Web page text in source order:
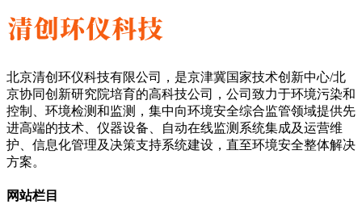
北京清创环仪科技有限公司，是京津冀国家技术创新中心/北
京协同创新研究院培育的高科技公司，公司致力于环境污染和
控制、环境检测和监测，集中向环境安全综合监管领域提供先
进高端的技术、仪器设备、自动在线监测系统集成及运营维
护、信息化管理及决策支持系统建设，直至环境安全整体解决
方案。
网站栏目